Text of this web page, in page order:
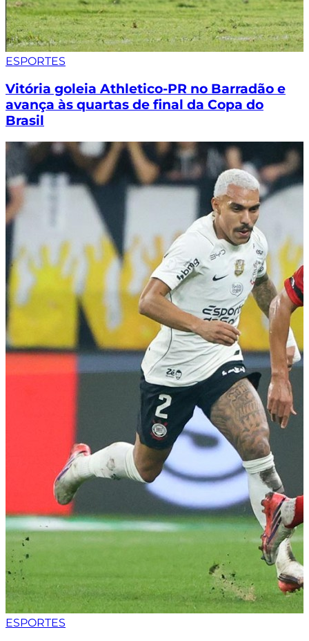
ESPORTES
Vitória goleia Athletico-PR no Barradão e
avança às quartas de final da Copa do
Brasil
ESPORTES